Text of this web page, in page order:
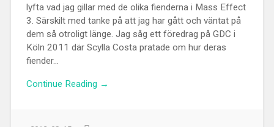
lyfta vad jag gillar med de olika fienderna i Mass Effect
3. Särskilt med tanke på att jag har gått och väntat på
dem så otroligt länge. Jag såg ett föredrag på GDC i
Köln 2011 där Scylla Costa pratade om hur deras
fiender...
Continue Reading →